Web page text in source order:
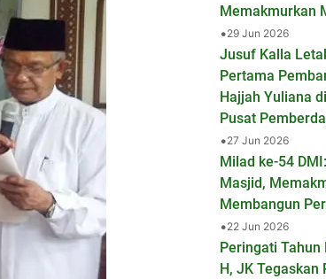
Memakmurkan
•29 Jun 2026
Jusuf Kalla
Pertama
Hajjah Yuliana
Pusat
•27 Jun 2026
Milad ke-54
Masjid,
Membangun
•22 Jun 2026
Peringati
H, JK Tegaskan